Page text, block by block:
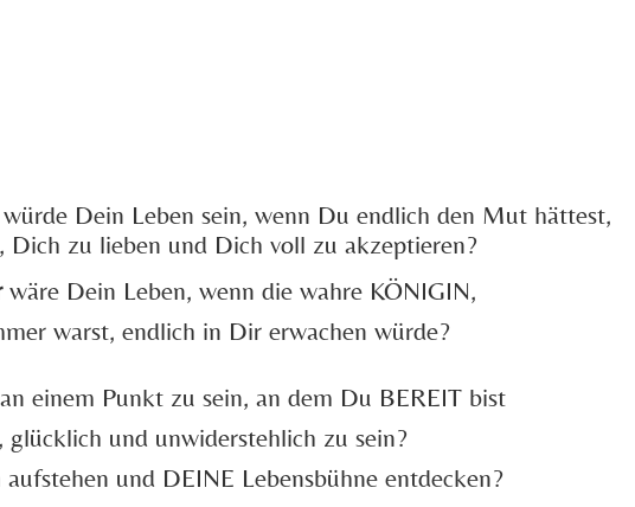
Dein Leben sein, wenn Du endlich den Mut hättest,
Dich zu lieben und Dich voll zu akzeptieren?
wäre Dein Leben, wenn die wahre KÖNIGIN,
warst, endlich in Dir erwachen würde?
einem Punkt zu sein, an dem Du BEREIT bist
glücklich und unwiderstehlich zu sein?
und DEINE Lebensbühne entdecken?